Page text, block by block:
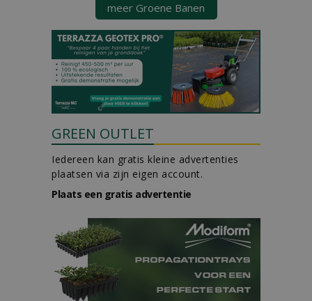
meer Groene Banen
GREEN OUTLET
Iedereen kan gratis kleine advertenties
plaatsen via zijn eigen account.
Plaats een gratis advertentie